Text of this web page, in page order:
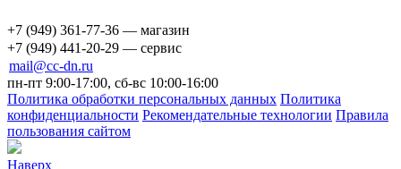
+7 (949) 361-77-36 — магазин
+7 (949) 441-20-29 — сервис
mail@cc-dn.ru
пн-пт 9:00-17:00, сб-вс 10:00-16:00
Политика обработки персональных данных Политика
конфиденциальности Рекомендательные технологии Правила
пользования сайтом
Наверх